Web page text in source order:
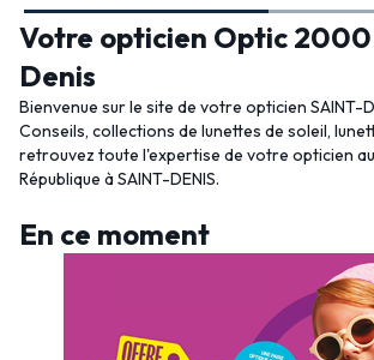
Votre opticien Optic
Denis
Bienvenue sur le site de votre opticien SAINT-
Conseils, collections de lunettes de soleil,
retrouvez toute l'expertise de votre opticien au
République à SAINT-DENIS.
En ce moment